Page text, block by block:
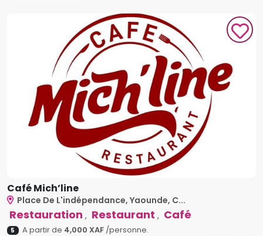
Café Mich’line
Place De L'indépendance, Yaounde, C...
Restauration , Restaurant , Café
5 A partir de 4,000 XAF/personne.